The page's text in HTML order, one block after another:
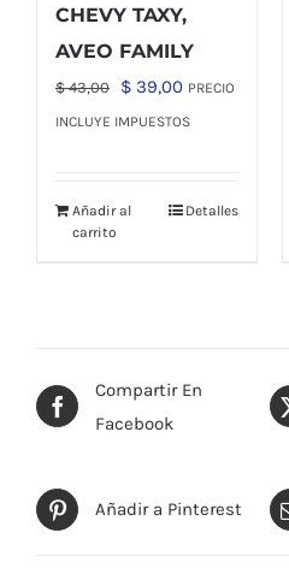
CHEVY TAXY,
AVEO FAMILY
$43,00
El
precio
$ 43,00.
$ 39,00El
precio
$ 39,00.
PRECIO
INCLUYE IMPUESTOS
Añadir al
carrito
Detalles
Compartir En
Facebook
Añadir a Pinterest